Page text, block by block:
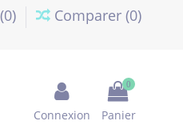
0) Comparer (0)
Connexion
0
Panier